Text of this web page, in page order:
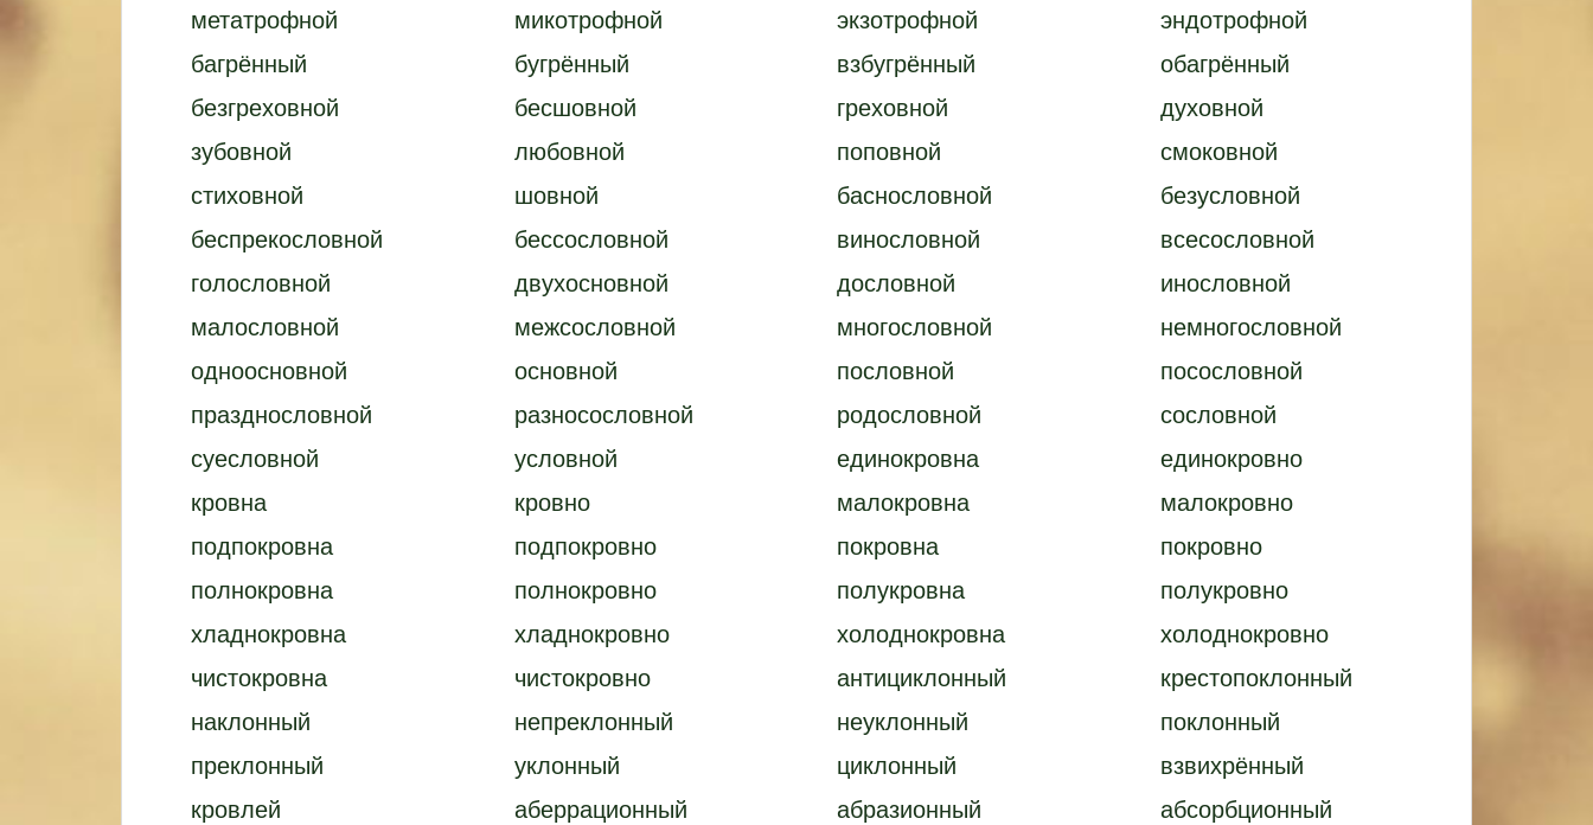
метатрофной
микотрофной экзотрофной
эндотрофной
багрённый
бугрённый взбугрённый
обагрённый
безгреховной
бесшовной греховной
духовной
зубовной
любовной поповной
смоковной
стиховной
шовной баснословной
безусловной
беспрекословной
бессословной винословной
всесословной
голословной
двухосновной дословной
инословной
малословной
межсословной многословной
немногословной
одноосновной
основной пословной
посословной
празднословной
разносословной родословной
сословной
суесловной
условной единокровна
единокровно
кровна
кровно малокровна
малокровно
подпокровна
подпокровно покровна
покровно
полнокровна
полнокровно полукровна
полукровно
хладнокровна
хладнокровно холоднокровна
холоднокровно
чистокровна
чистокровно антициклонный
крестопоклонный
наклонный
непреклонный неуклонный
поклонный
преклонный
уклонный циклонный
взвихрённый
кровлей
аберрационный абразионный абсорбционный